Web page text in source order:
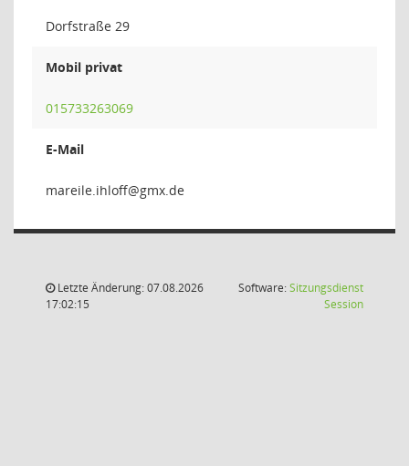
Dorfstraße 29
Mobil privat
015733263069
E-Mail
ffolhi.
Letzte Änderung: 07.08.2026
17:02:15
Software:Sitzungsdienst
Session(Wird in